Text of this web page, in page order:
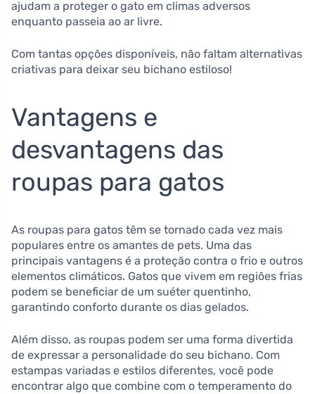
ajudam a proteger o gato em climas adversos
enquanto passeia ao ar livre.
Com tantas opções disponíveis, não faltam alternativas
criativas para deixar seu bichano estiloso!
Vantagens e
desvantagens das
roupas para gatos
As roupas para gatos têm se tornado cada vez mais
populares entre os amantes de pets. Uma das
principais vantagens é a proteção contra o frio e outros
elementos climáticos. Gatos que vivem em regiões frias
podem se beneficiar de um suéter quentinho,
garantindo conforto durante os dias gelados.
Além disso, as roupas podem ser uma forma divertida
de expressar a personalidade do seu bichano. Com
estampas variadas e estilos diferentes, você pode
encontrar algo que combine com o temperamento do